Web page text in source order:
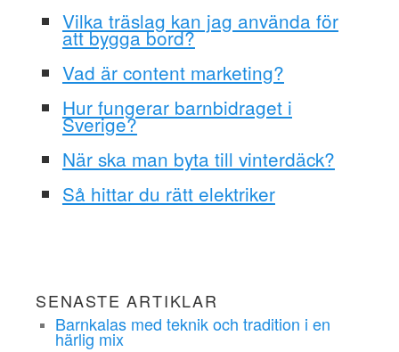
Vilka träslag kan jag använda för
att bygga bord?
Vad är content marketing?
Hur fungerar barnbidraget i
Sverige?
När ska man byta till vinterdäck?
Så hittar du rätt elektriker
SENASTE ARTIKLAR
Barnkalas med teknik och tradition i en
härlig mix